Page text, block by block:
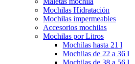
Mochilas Hidratación
Mochilas impermeables
Accesorios mochilas
Mochilas por Litros
Mochilas hasta 21 l
Mochilas de 22 a 36 l
Mochilas de 38 a 56 l